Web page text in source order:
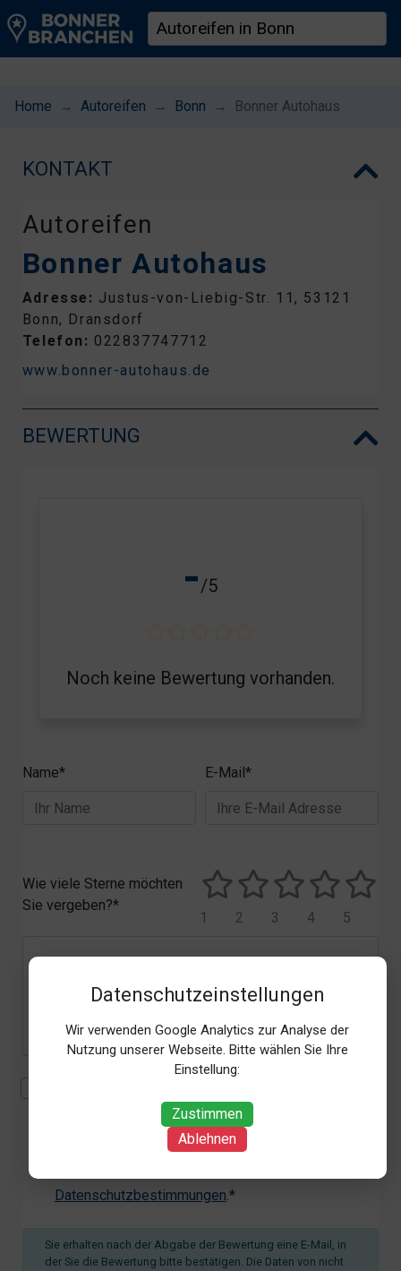
Datenschutzeinstellungen
Wir verwenden Google Analytics zur Analyse der
Nutzung unserer Webseite. Bitte wählen Sie Ihre
Einstellung:
Zustimmen
Ablehnen
Home Autoreifen Bonn Bonner Autohaus
KONTAKT
Autoreifen
Bonner Autohaus
Adresse: Justus-von-Liebig-Str. 11, 53121
Bonn, Dransdorf
Telefon: 022837747712
www.bonner-autohaus.de
BEWERTUNG
-/5
Noch keine Bewertung vorhanden.
Name* E-Mail*
Wie viele Sterne möchten
Sie vergeben?*
5
4
3
2
1
personenbezogenen Daten (Angaben, Datum und
Uhrzeit der Bewertungsabgabe, Referrer-URL) zum
Zweck der Bewertung erkläre ich mich
Datenschutzbestimmungen.*
Sie erhalten nach der Abgabe der Bewertung eine E-Mail, in
der Sie die Bewertung bitte bestätigen. Die Daten von nicht